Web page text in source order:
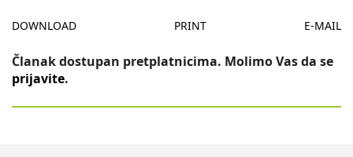
DOWNLOAD PRINT E-MAIL
Članak dostupan pretplatnicima. Molimo Vas da se
prijavite.